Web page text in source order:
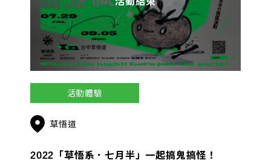
活動體驗
草悟道
2022「草悟系．七月半」一起搞鬼搞怪！